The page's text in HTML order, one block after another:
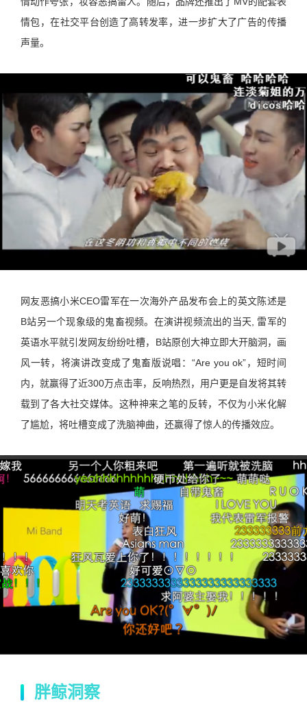
情包，在社交平台创造了高转发率，进一步扩大了广告的传播
声量。
网友恶搞小米CEO雷军在一次海外产品发布会上的英文陈述是
B站另一个现象级的鬼畜视频。在演讲视频流出的当天, 雷军的
英语水平就引发网友纷纷吐槽，B站原创大神立即大开脑洞，画
风一转，将演讲改变成了鬼畜版说唱：“Are you ok”，短时间
内，就赢得了近300万点击率，反响热烈，用户更是自发将其转
载到了各大社交媒体。这种神来之笔的反转，不仅为小米化解
了尴尬，将吐槽变成了洗脑神曲，还赢得了惊人的传播效应。
胖鲸洞察